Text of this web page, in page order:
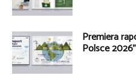
Premiera
Polsce